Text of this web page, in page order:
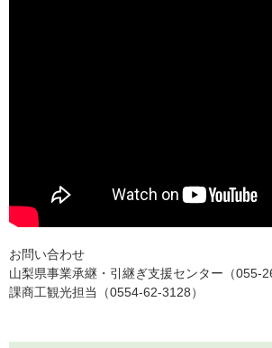
お問い合わせ
山梨県事業承継・引継ぎ支援センター（055-
課商工観光担当（0554-62-3128）